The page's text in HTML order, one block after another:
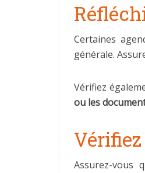
Certaines
générale.
Vérifiez
ou les
Assurez-vous